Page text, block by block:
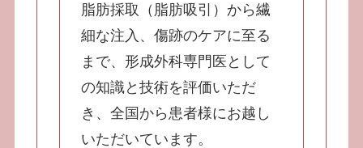
脂肪採取（脂肪吸引）から繊
細な注入、傷跡のケアに至る
まで、形成外科専門医として
の知識と技術を評価いただ
き、全国から患者様にお越し
いただいています。